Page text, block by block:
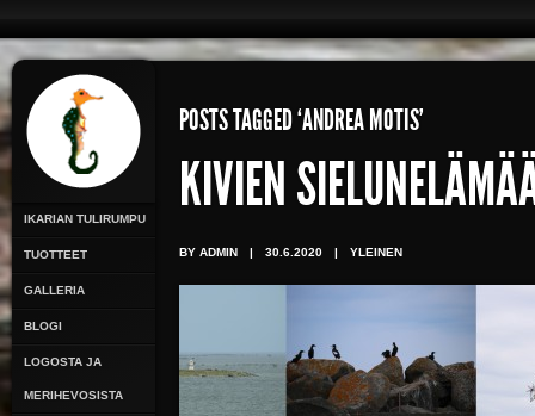
IKARIAN TULIRUMPU
TUOTTEET
GALLERIA
BLOGI
LOGOSTA JA
MERIHEVOSISTA
POSTS TAGGED ‘ANDREA MOTIS’
KIVIEN
BY ADMIN | 30.6.2020 | YLEINEN